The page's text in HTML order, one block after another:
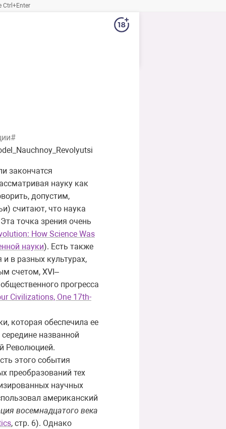
Ctrl+Enter
закончатся
науку как
допустим,
считают, что наука
точка зрения очень
How Science Was
науки). Есть также
в разных культурах,
счетом, XVI–
прогресса
Civilizations, One 17th-
которая обеспечила ее
названной
Революцией.
этого события
преобразований тех
научных
американский
восемнадцатого века
, стр. 6). Однако